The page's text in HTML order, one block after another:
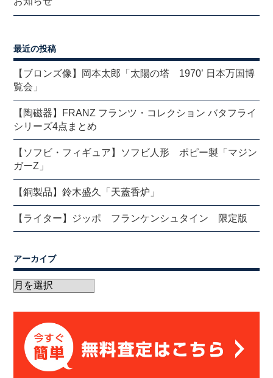
最近の投稿
【ブロンズ像】岡本太郎「太陽の塔 1970’ 日本万国博
覧会」
【陶磁器】FRANZ フランツ・コレクション バタフライ
シリーズ4点まとめ
【ソフビ・フィギュア】ソフビ人形 ポピー製「マジン
ガーZ」
【銅製品】鈴木盛久「天蓋香炉」
【ライター】ジッポ フランケンシュタイン 限定版
アーカイブ